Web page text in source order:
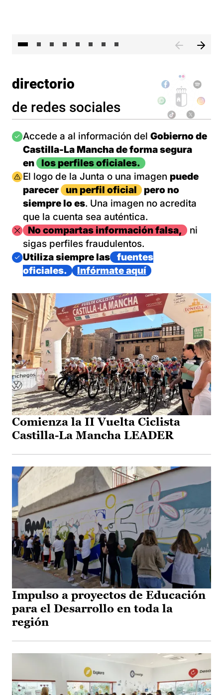
directorio
de redes sociales
Imagen
Accede a al información del Gobierno de
Castilla-La Mancha de forma segura
en
los perfiles oficiales.
Imagen
El logo de la Junta o una imagen puede
parecer
un perfil oficial
pero no
siempre lo es. Una imagen no acredita
que la cuenta sea auténtica.
ImagenNo compartas información falsa,
ni
sigas perfiles fraudulentos.
Imagen
Utiliza siempre las
fuentes
oficiales.
Infórmate aquí
Comienza la II Vuelta Ciclista
Castilla-La Mancha LEADER
Impulso a proyectos de Educación
para el Desarrollo en toda la
región